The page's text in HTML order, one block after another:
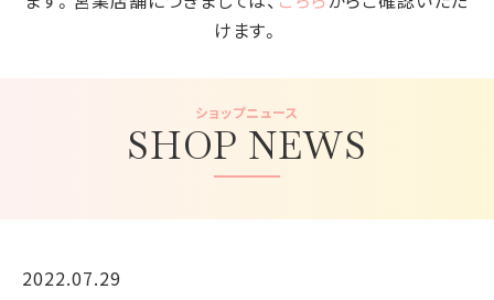
けます。
SHOP NEWS
ショップニュース
2022.07.29